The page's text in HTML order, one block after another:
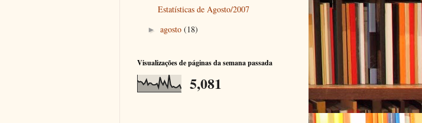
Estatísticas de Agosto/2007
► agosto (18)
Visualizações de páginas da semana passada
5,081